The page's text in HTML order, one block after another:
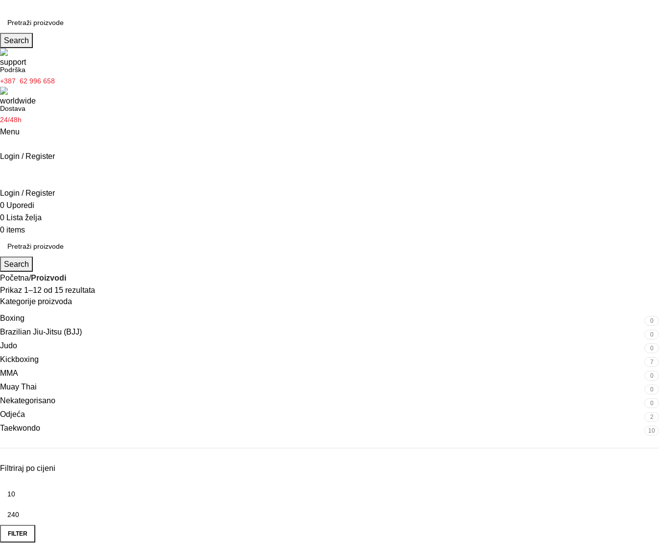
Search
Podrška
+387 62 996 658
Dostava
24/48h
Menu
Login / Register
Login / Register
0 Uporedi
0 Lista želja
0 items
Search
Početna Proizvodi
Prikaz 1–12 od 15 rezultata
Kategorije proizvoda
Boxing
0
Brazilian Jiu-Jitsu (BJJ) 0
Judo 0
Kickboxing 7
MMA 0
Muay Thai 0
Nekategorisano 0
Odjeća 2
Taekwondo 10
Filtriraj po cijeni
FILTER